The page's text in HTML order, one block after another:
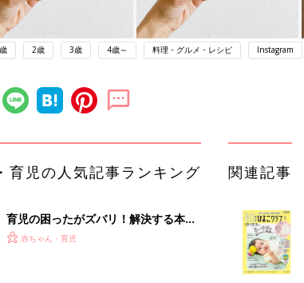
2歳 3歳 4歳～ 料理・グルメ・レシピ Instagram
育児の人気記事ランキング
育児の困ったがズバリ！解決する本
『ひよこクラブ 夏号』 4カ月～2才
赤ちゃん・育児
関連記事